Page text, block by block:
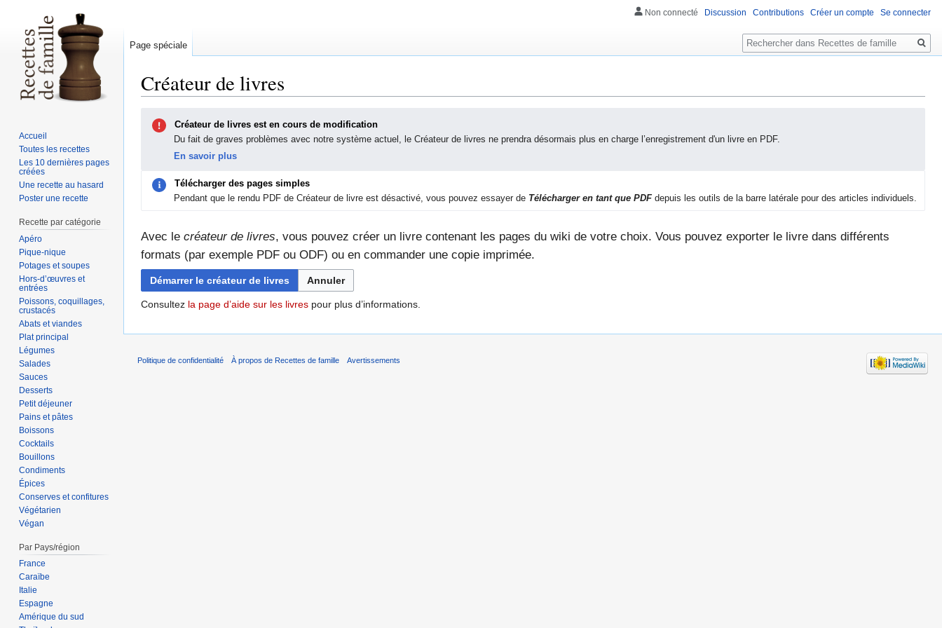
Créateur de livres
navigation
recherche
Créateur de livres est en cours de modification
Du fait de graves problèmes avec notre système actuel, le Créateur de livres ne prendra désormais plus en charge l’enregistrement d'un livre en PDF.
En savoir plus
Télécharger des pages simples
Pendant que le rendu PDF de Créateur de livre est désactivé, vous pouvez essayer de Télécharger en tant que PDFdepuis les outils de la barre latérale pour des articles individuels.
Avec le créateur de livres, vous pouvez créer un livre contenant les pages du wiki de votre choix. Vous pouvez exporter le livre dans différents
formats (par exemple PDF ou ODF) ou en commander une copie imprimée.
Démarrer le créateur de livres Annuler
Consultez la page d’aide sur les livres pour plus d’informations.
Non connecté Discussion Contributions Créer un compte Se connecter
Page spéciale
Rechercher
Accueil
Toutes les recettes
Les 10 dernières pages
créées
Une recette au hasard
Poster une recette
Recette par catégorie
Apéro
Pique-nique
Potages et soupes
Hors-d’œuvres et
entrées
Poissons, coquillages,
crustacés
Abats et viandes
Plat principal
Légumes
Salades
Sauces
Desserts
Petit déjeuner
Pains et pâtes
Boissons
Cocktails
Bouillons
Condiments
Épices
Conserves et confitures
Végétarien
Végan
Par Pays/région
France
Caraïbe
Italie
Espagne
Amérique du sud
Politique de confidentialité À propos de Recettes de famille Avertissements